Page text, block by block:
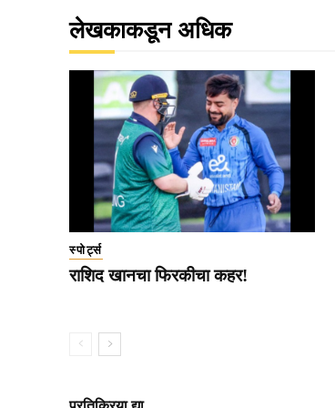
लेखकाकडून अधिक
स्पोर्ट्स
राशिद खानचा फिरकीचा कहर!